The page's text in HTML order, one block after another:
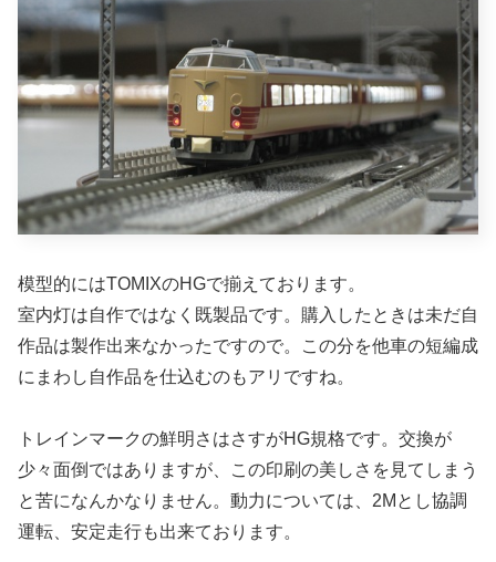
模型的にはTOMIXのHGで揃えております。
室内灯は自作ではなく既製品です。購入したときは未だ自
作品は製作出来なかったですので。この分を他車の短編成
にまわし自作品を仕込むのもアリですね。
トレインマークの鮮明さはさすがHG規格です。交換が
少々面倒ではありますが、この印刷の美しさを見てしまう
と苦になんかなりません。動力については、2Mとし協調
運転、安定走行も出来ております。